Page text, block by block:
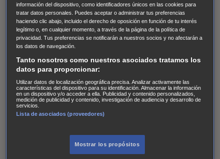
NCIS: Nueva Orleans Pandora En fuera de juego
The Shield: Al margen de la ley Duplicated Preacher
The Killing Kind Intersecciones DOC Bite Club
Chicago Fire
de personas desaparecidas Mad Dogs La Sustituta
Ladrón de guante blanco
AXN Masters of Sex Three PinesAccused CarterAlice
Nevers Crossing Lines Einstein Sobrenatural Cómo
defender a un asesino
Reckoning: Ajuste de Cuentas
Wild Bill Mentes Criminales
información del dispositivo, como identificadores únicos en las cookies para
tratar datos personales. Puedes aceptar o administrar tus preferencias
haciendo clic abajo, incluido el derecho de oposición en función de tu interés
legítimo o, en cualquier momento, a través de la página de la política de
privacidad. Tus preferencias se notificarán a nuestros socios y no afectarán a
los datos de navegación.
Tanto nosotros como nuestros asociados tratamos los
datos para proporcionar:
Utilizar datos de localización geográfica precisa. Analizar activamente las
características del dispositivo para su identificación. Almacenar la información
en un dispositivo y/o acceder a ella. Publicidad y contenido personalizados,
medición de publicidad y contenido, investigación de audiencia y desarrollo de
servicios.
Lista de asociados (proveedores)
Mostrar los propósitos